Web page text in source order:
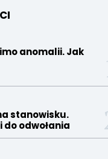
anomalii. Jak
stanowisku.
odwołania